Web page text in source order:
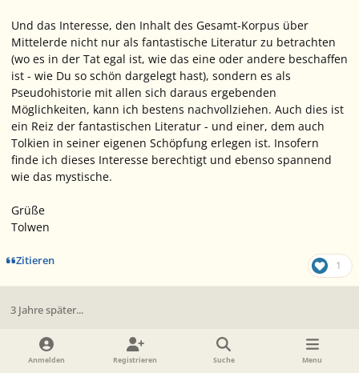
Und das Interesse, den Inhalt des Gesamt-Korpus über
Mittelerde nicht nur als fantastische Literatur zu betrachten
(wo es in der Tat egal ist, wie das eine oder andere beschaffen
ist - wie Du so schön dargelegt hast), sondern es als
Pseudohistorie mit allen sich daraus ergebenden
Möglichkeiten, kann ich bestens nachvollziehen. Auch dies ist
ein Reiz der fantastischen Literatur - und einer, dem auch
Tolkien in seiner eigenen Schöpfung erlegen ist. Insofern
finde ich dieses Interesse berechtigt und ebenso spannend
wie das mystische.
Grüße
Tolwen
Zitieren 1
3 Jahre später...
Samwise of the Shire
Ersteller-Statistik
Anmelden Registrieren Suche Menu